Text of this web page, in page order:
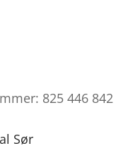
825 446 842
Sør